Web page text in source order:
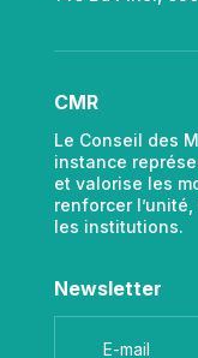
CMR
Le Conseil des
instance
et valorise les
renforcer
les institutions.
Newsletter